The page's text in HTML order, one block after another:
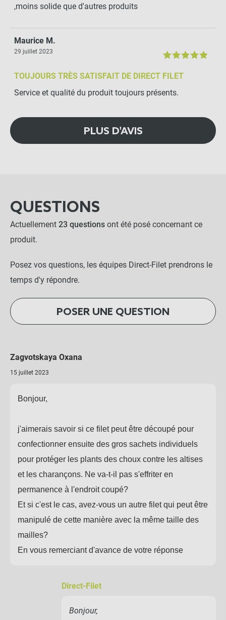
25mm - Nappe standard
Panier Souple 40L avec
anses
11,90 € - +
Tubetto Biodégradable -
Bobine 500g (Lien de
- +
Fil de palissage souple
3,50 € - +
Lien de tuteurage souple
,moins solide que d'autres produits
Maurice M.
29 juillet 2023
TOUJOURS TRÈS SATISFAIT DE DIRECT FILET
Service et qualité du produit toujours présents.
PLUS D'AVIS
QUESTIONS
Actuellement 23 questions ont été posé concernant ce
produit.
Posez vos questions, les équipes Direct-Filet prendrons le
temps d'y répondre.
POSER UNE QUESTION
Zagvotskaya Oxana
15 juillet 2023
Bonjour,
j'aimerais savoir si ce filet peut être découpé pour
confectionner ensuite des gros sachets individuels
pour protéger les plants des choux contre les altises
et les charançons. Ne va-t-il pas s'effriter en
permanence à l'endroit coupé?
Et si c'est le cas, avez-vous un autre filet qui peut être
manipulé de cette manière avec la même taille des
mailles?
En vous remerciant d'avance de votre réponse
Direct-Filet
Bonjour,